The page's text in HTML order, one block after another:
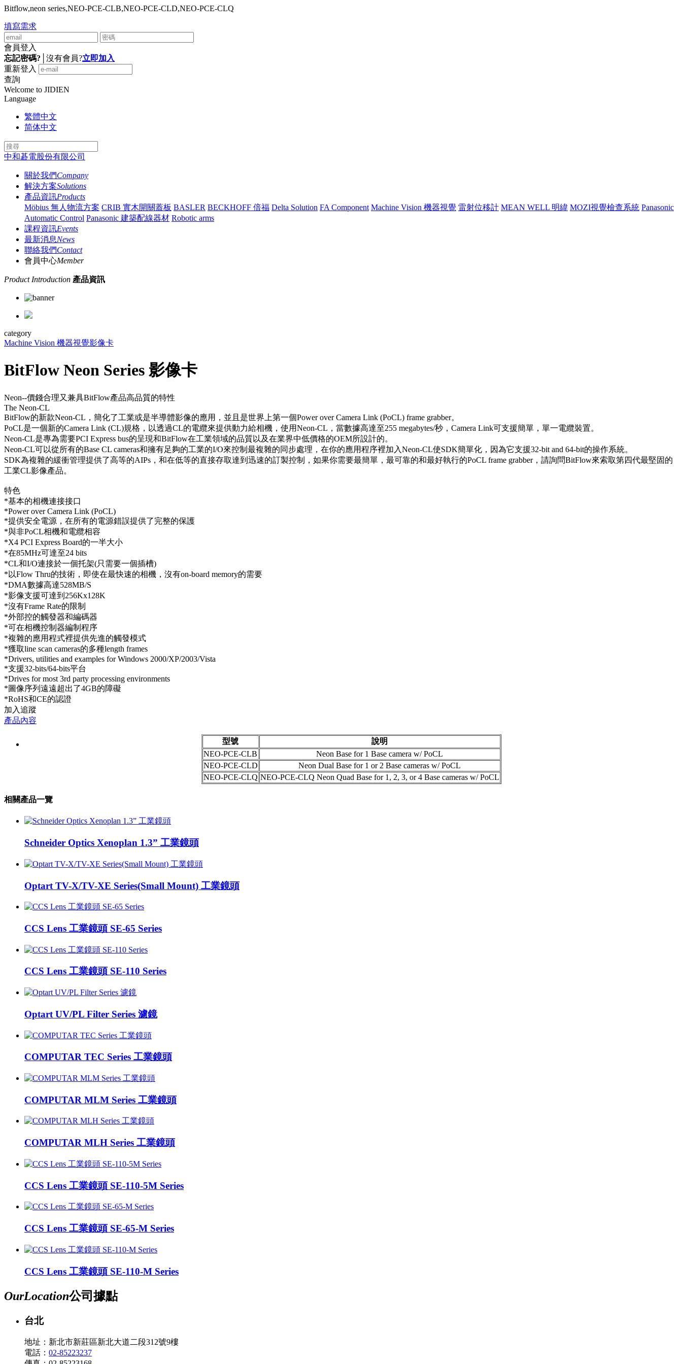
Bitflow,neon series,NEO-PCE-CLB,NEO-PCE-CLD,NEO-PCE-CLQ
填寫需求
會員登入
忘記密碼?
沒有會員?立即加入
重新登入
查詢
Welcome to JIDIEN
Language
繁體中文
简体中文
中和碁電股份有限公司
關於我們Company
解決方案Solutions
產品資訊Products
Möbius 無人物流方案 CRIB 實木開關蓋板 BASLER BECKHOFF 倍福 Delta Solution FA Component Machine Vision 機器視覺 雷射位移計 MEAN WELL 明緯 MOZI視覺檢查系統 Panasonic
Automatic Control Panasonic 建築配線器材 Robotic arms
課程資訊Events
最新消息News
聯絡我們Contact
會員中心Member
Product Introduction 產品資訊
category
Machine Vision 機器視覺影像卡
BitFlow Neon Series 影像卡
Neon--價錢合理又兼具BitFlow產品高品質的特性
The Neon-CL
BitFlow的新款Neon-CL，簡化了工業或是半導體影像的應用，並且是世界上第一個Power over Camera Link (PoCL) frame grabber。
PoCL是一個新的Camera Link (CL)規格，以透過CL的電纜來提供動力給相機，使用Neon-CL，當數據高達至255 megabytes/秒，Camera Link可支援簡單，單一電纜裝置。
Neon-CL是專為需要PCI Express bus的呈現和BitFlow在工業領域的品質以及在業界中低價格的OEM所設計的。
Neon-CL可以從所有的Base CL cameras和擁有足夠的工業的I/O來控制最複雜的同步處理，在你的應用程序裡加入Neon-CL使SDK簡單化，因為它支援32-bit and 64-bit的操作系統。
SDK為複雜的緩衝管理提供了高等的AIPs，和在低等的直接存取達到迅速的訂製控制，如果你需要最簡單，最可靠的和最好執行的PoCL frame grabber，請詢問BitFlow來索取第四代最堅固的
工業CL影像產品。
特色
*基本的相機連接接口
*Power over Camera Link (PoCL)
*提供安全電源，在所有的電源錯誤提供了完整的保護
*與非PoCL相機和電纜相容
*X4 PCI Express Board的一半大小
*在85MHz可達至24 bits
*CL和I/O連接於一個托架(只需要一個插槽)
*以Flow Thru的技術，即使在最快速的相機，沒有on-board memory的需要
*DMA數據高達528MB/S
*影像支援可達到256Kx128K
*沒有Frame Rate的限制
*外部控的觸發器和編碼器
*可在相機控制器編制程序
*複雜的應用程式裡提供先進的觸發模式
*獲取line scan cameras的多種length frames
*Drivers, utilities and examples for Windows 2000/XP/2003/Vista
*支援32-bits/64-bits平台
*Drives for most 3rd party processing environments
*圖像序列遠遠超出了4GB的障礙
*RoHS和CE的認證
加入追蹤
產品內容
型號
說明
NEO-PCE-CLB
Neon Base for 1 Base camera w/ PoCL
NEO-PCE-CLD
Neon Dual Base for 1 or 2 Base cameras w/ PoCL
NEO-PCE-CLQ NEO-PCE-CLQ Neon Quad Base for 1, 2, 3, or 4 Base cameras w/ PoCL
相關產品一覽
Schneider Optics Xenoplan 1.3” 工業鏡頭
Optart TV-X/TV-XE Series(Small Mount) 工業鏡頭
CCS Lens 工業鏡頭 SE-65 Series
CCS Lens 工業鏡頭 SE-110 Series
Optart UV/PL Filter Series 濾鏡
COMPUTAR TEC Series 工業鏡頭
COMPUTAR MLM Series 工業鏡頭
COMPUTAR MLH Series 工業鏡頭
CCS Lens 工業鏡頭 SE-110-5M Series
CCS Lens 工業鏡頭 SE-65-M Series
CCS Lens 工業鏡頭 SE-110-M Series
OurLocation公司據點
台北
地址：新北市新莊區新北大道二段312號9樓
電話： 02-85223237